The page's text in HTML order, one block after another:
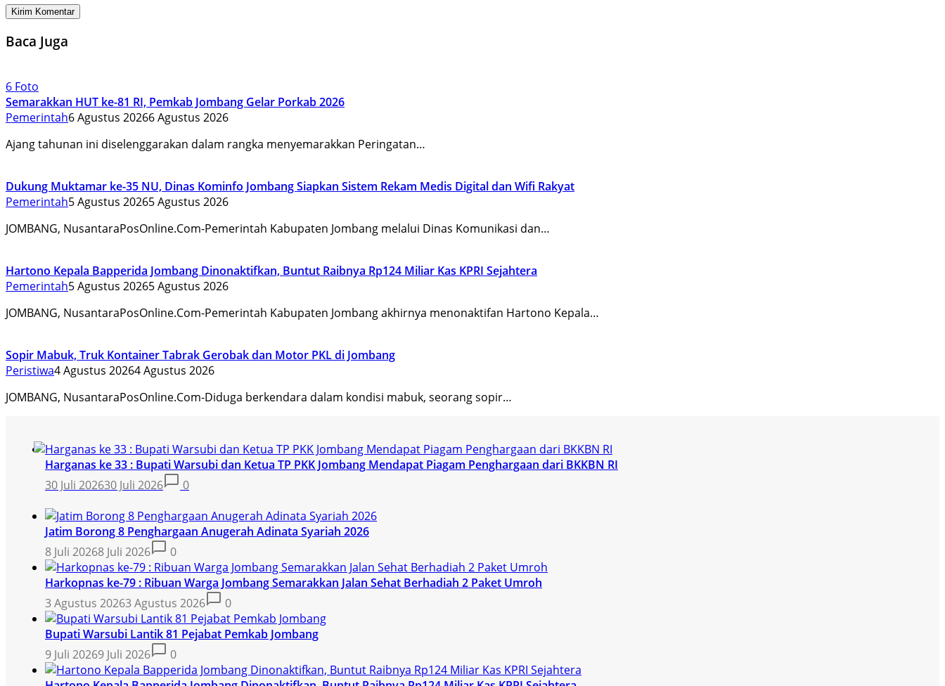
Baca Juga
6 Foto
Semarakkan HUT ke-81 RI, Pemkab Jombang Gelar Porkab 2026
Pemerintah6 Agustus 20266 Agustus 2026
Ajang tahunan ini diselenggarakan dalam rangka menyemarakkan Peringatan…
Dukung Muktamar ke-35 NU, Dinas Kominfo Jombang Siapkan Sistem Rekam Medis Digital dan Wifi Rakyat
Pemerintah5 Agustus 20265 Agustus 2026
JOMBANG, NusantaraPosOnline.Com-Pemerintah Kabupaten Jombang melalui Dinas Komunikasi dan…
Hartono Kepala Bapperida Jombang Dinonaktifkan, Buntut Raibnya Rp124 Miliar Kas KPRI Sejahtera
Pemerintah5 Agustus 20265 Agustus 2026
JOMBANG, NusantaraPosOnline.Com-Pemerintah Kabupaten Jombang akhirnya menonaktifan Hartono Kepala…
Sopir Mabuk, Truk Kontainer Tabrak Gerobak dan Motor PKL di Jombang
Peristiwa4 Agustus 20264 Agustus 2026
JOMBANG, NusantaraPosOnline.Com-Diduga berkendara dalam kondisi mabuk, seorang sopir…
Harganas ke 33 : Bupati Warsubi dan Ketua TP PKK Jombang Mendapat Piagam Penghargaan dari BKKBN RI
30 Juli 202630 Juli 2026 0
Jatim Borong 8 Penghargaan Anugerah Adinata Syariah 2026
8 Juli 20268 Juli 2026
0
Harkopnas ke-79 : Ribuan Warga Jombang Semarakkan Jalan Sehat Berhadiah 2 Paket Umroh
3 Agustus 20263 Agustus 2026
0
Bupati Warsubi Lantik 81 Pejabat Pemkab Jombang
9 Juli 20269 Juli 2026
0